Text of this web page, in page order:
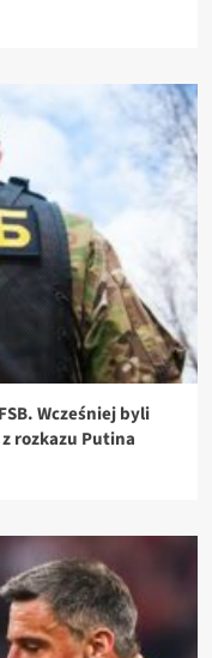
Wcześniej byli
rozkazu Putina